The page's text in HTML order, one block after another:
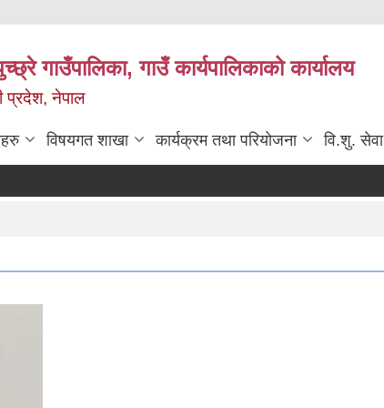
गाउँपालिका, गाउँ कार्यपालिकाको कार्यालय
प्रदेश, नेपाल
विषयगत शाखा कार्यक्रम तथा परियोजना वि.शु. सेवा